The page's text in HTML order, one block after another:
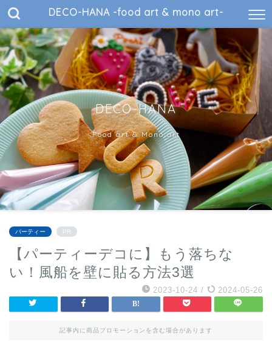
DECO-HANA -food art & mono art-
DECO-HANA
Food art & Mono art
パーティー PR
【パーティーデコに】もう落ちな
い！風船を壁に貼る方法3選
2023-10-24 / 2024-05-26
記事内に商品プロモーションを含む場合があります